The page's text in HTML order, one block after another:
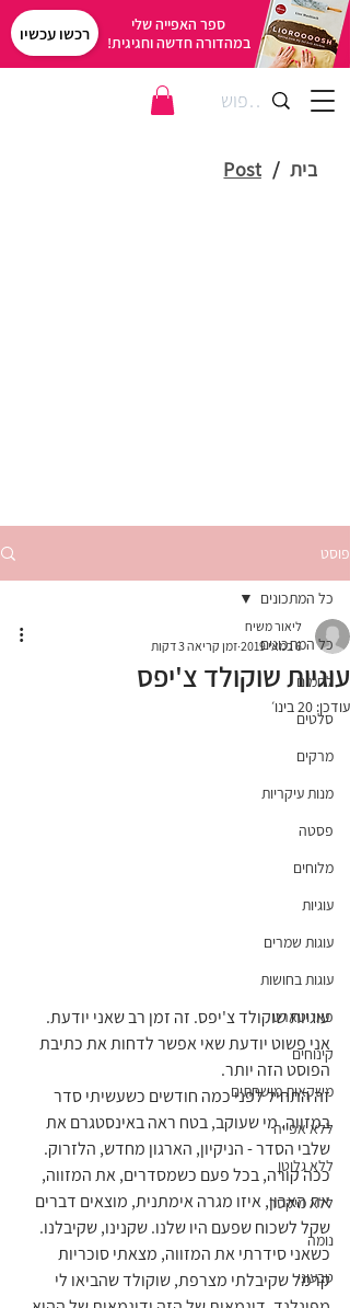
רכשו עכשיו
ספר האפייה שלי
במהדורה חדשה וחגיגית!
בית /
Post
פוסט
כל המתכונים
לחמים
סלטים
מרקים
מנות עיקריות
פסטה
מלוחים
עוגיות
עוגות שמרים
עוגות בחושות
פאי וטארט
קינוחים
משקאות מושחתים
ללא אפייה
ללא גלוטן
ללא מיקסר
נומה
טבעוני
כל המתכונים
עוגיות שוקולד צ'יפס
ליאור משיח
6 במאי 2019
זמן קריאה 3 דקות
עודכן: 20 בינו׳
עוגיות שוקולד צ'יפס. זה זמן רב שאני יודעת.
אני פשוט יודעת שאי אפשר לדחות את כתיבת
הפוסט הזה יותר.
זה התחיל לפני כמה חודשים כשעשיתי סדר
במזווה. מי שעוקב, בטח ראה באינסטגרם את
שלבי הסדר - הניקיון, הארגון מחדש, הלזרוק.
ככה קורה, בכל פעם כשמסדרים, את המזווה,
את הארון, איזו מגרה אימתנית, מוצאים דברים
שקל לשכוח שפעם היו שלנו. שקנינו, שקיבלנו.
כשאני סידרתי את המזווה, מצאתי סוכריות
קרמל שקיבלתי מצרפת, שוקולד שהביאו לי